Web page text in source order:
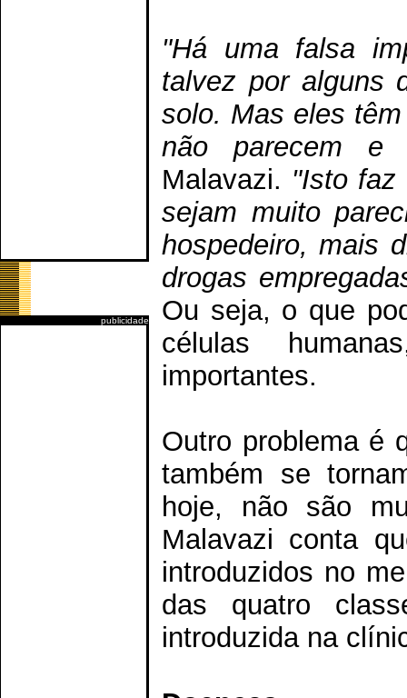
publicidade
"Há uma falsa
talvez por alguns
solo. Mas eles
não parecem
Malavazi. "Isto faz
sejam muito
hospedeiro, mais
drogas
Ou seja, o que
células
importantes.
Outro problema é
também se
hoje, não são
Malavazi conta
introduzidos no
das quatro
introduzida na